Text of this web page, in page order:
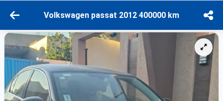
Volkswagen passat 2012 400000 km